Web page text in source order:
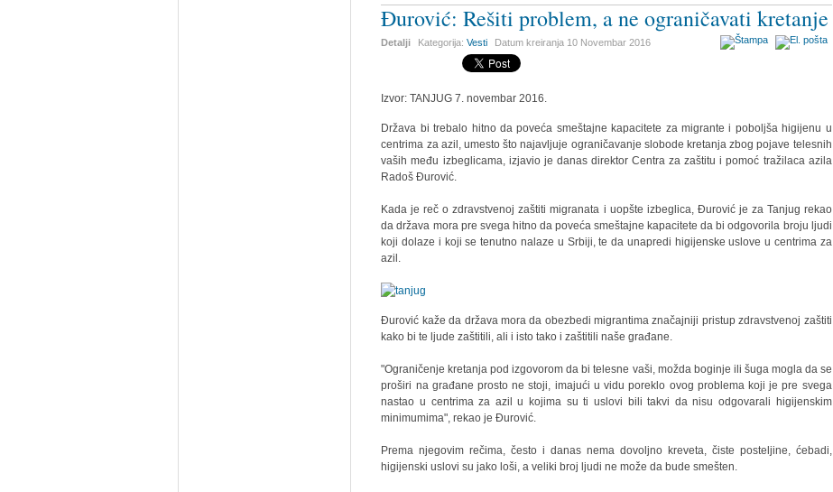
Đurović: Rešiti problem, a ne ograničavati kretanje
Detalji Kategorija:Vesti Datum kreiranja 10 Novembar 2016
Izvor: TANJUG 7. novembar 2016.
Država bi trebalo hitno da poveća smeštajne kapacitete za migrante i poboljša higijenu u
centrima za azil, umesto što najavljuje ograničavanje slobode kretanja zbog pojave telesnih
vaših među izbeglicama, izjavio je danas direktor Centra za zaštitu i pomoć tražilaca azila
Radoš Đurović.
Kada je reč o zdravstvenoj zaštiti migranata i uopšte izbeglica, Đurović je za Tanjug rekao
da država mora pre svega hitno da poveća smeštajne kapacitete da bi odgovorila broju ljudi
koji dolaze i koji se tenutno nalaze u Srbiji, te da unapredi higijenske uslove u centrima za
azil.
Đurović kaže da država mora da obezbedi migrantima značajniji pristup zdravstvenoj zaštiti
kako bi te ljude zaštitili, ali i isto tako i zaštitili naše građane.
"Ograničenje kretanja pod izgovorom da bi telesne vaši, možda boginje ili šuga mogla da se
proširi na građane prosto ne stoji, imajući u vidu poreklo ovog problema koji je pre svega
nastao u centrima za azil u kojima su ti uslovi bili takvi da nisu odgovarali higijenskim
minimumima", rekao je Đurović.
Prema njegovim rečima, često i danas nema dovoljno kreveta, čiste posteljine, ćebadi,
higijenski uslovi su jako loši, a veliki broj ljudi ne može da bude smešten.